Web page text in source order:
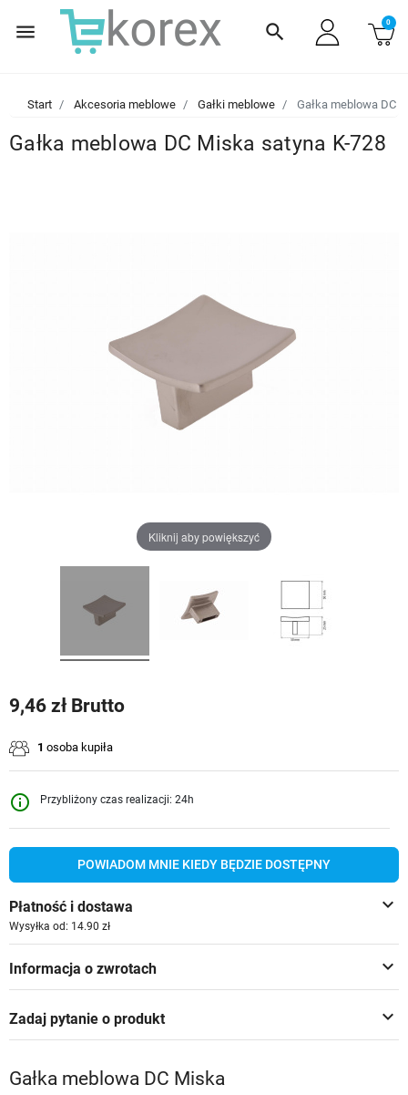
menu search 0
Start Akcesoria meblowe Gałki meblowe Gałka meblowa DC
Gałka meblowa DC Miska satyna K-728
Kliknij aby powiększyć
9,46 zł Brutto
1 osoba kupiła
info_outline Przybliżony czas realizacji: 24h
POWIADOM MNIE KIEDY BĘDZIE DOSTĘPNY
keyboard_arrow_down
Płatność i dostawa
Wysyłka od: 14.90 zł
keyboard_arrow_down
Informacja o zwrotach
keyboard_arrow_down
Zadaj pytanie o produkt
Gałka meblowa DC Miska